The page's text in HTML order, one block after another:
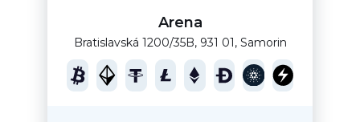
Arena
Bratislavská 1200/35B, 931 01, Samorin